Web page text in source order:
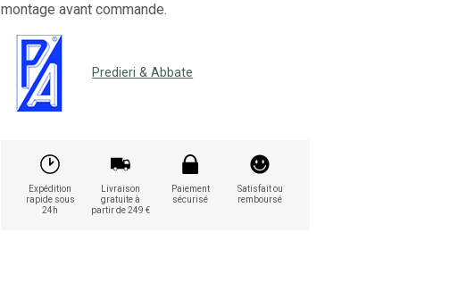
montage avant commande.
Predieri & Abbate
Expédition
rapide sous
24h
Livraison
gratuite à
partir de 249 €
Paiement
sécurisé
Satisfait ou
remboursé